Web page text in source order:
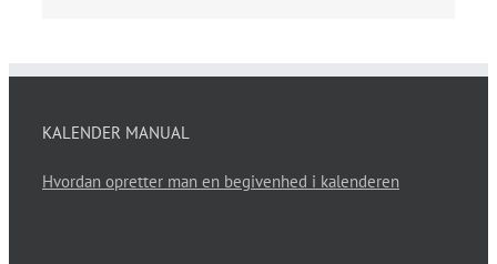
KALENDER MANUAL
Hvordan opretter man en begivenhed i kalenderen